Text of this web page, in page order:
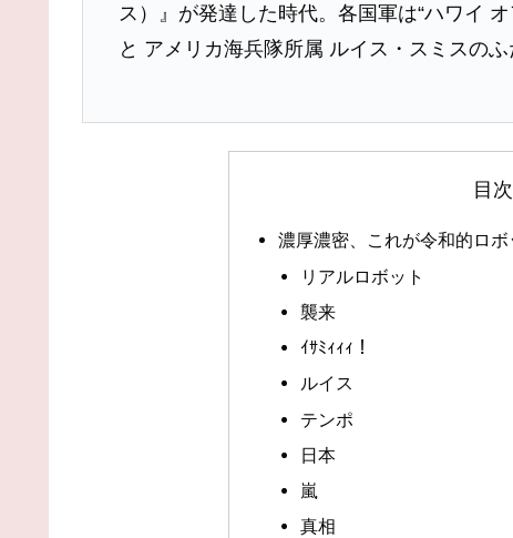
ス）』が発達した時代。各国軍は“ハワイ
と アメリカ海兵隊所属 ルイス・スミスのふ
目次
濃厚濃密、これが令和的ロボ
リアルロボット
襲来
ｲｻﾐｨｨｨ！
ルイス
テンポ
日本
嵐
真相